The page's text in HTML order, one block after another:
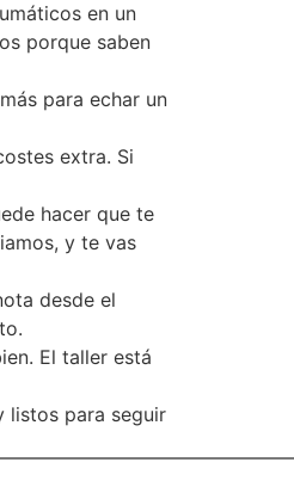
en un
porque saben
para echar un
extra. Si
hacer que te
y te vas
desde el
El taller está
listos para seguir